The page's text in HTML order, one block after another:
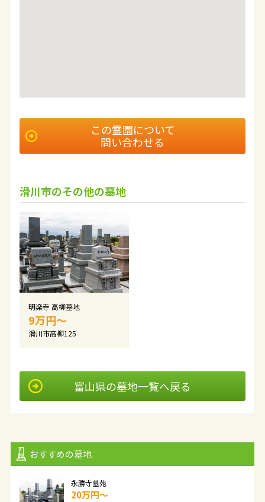
この霊園について
問い合わせる
滑川市のその他の墓地
明楽寺 高柳墓地
9万円〜
滑川市高柳125
富山県の墓地一覧へ戻る
おすすめの墓地
永勝寺墓苑
20万円〜